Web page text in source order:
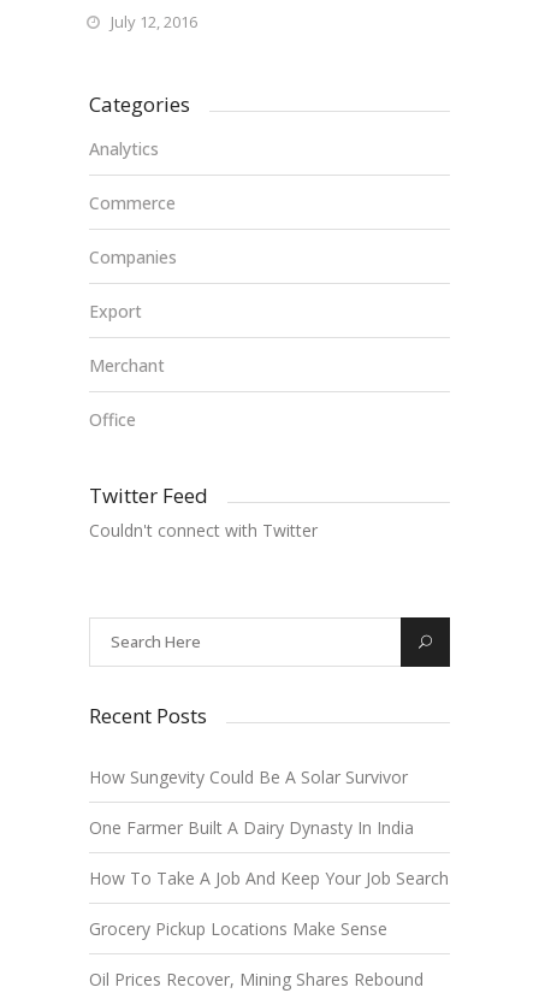
July 12, 2016
Categories
Analytics
Commerce
Companies
Export
Merchant
Office
Twitter Feed
Couldn't connect with Twitter
Recent Posts
How Sungevity Could Be A Solar Survivor
One Farmer Built A Dairy Dynasty In India
How To Take A Job And Keep Your Job Search
Grocery Pickup Locations Make Sense
Oil Prices Recover, Mining Shares Rebound